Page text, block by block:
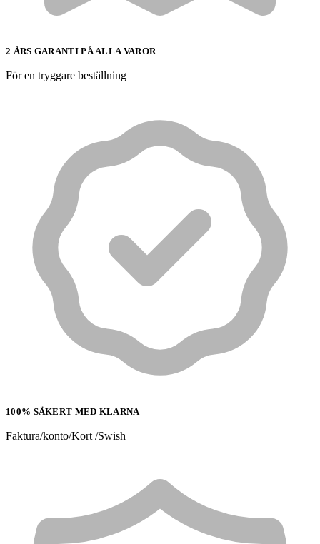
2 ÅRS GARANTI PÅ ALLA VAROR
För en tryggare beställning
100% SÄKERT MED KLARNA
Faktura/konto/Kort /Swish